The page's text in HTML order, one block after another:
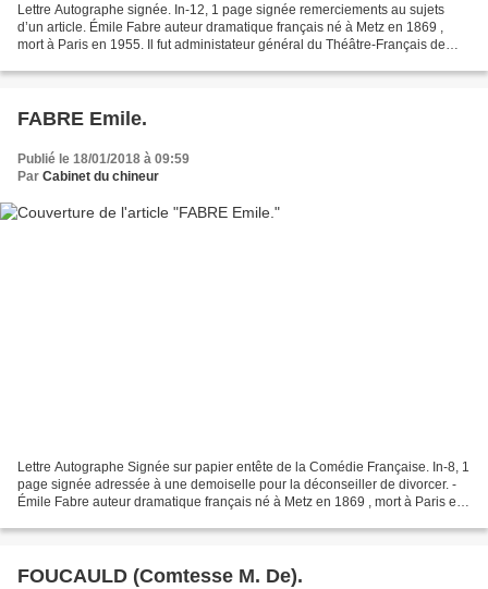
Lettre Autographe signée. In-12, 1 page signée remerciements au sujets
d’un article. Émile Fabre auteur dramatique français né à Metz en 1869 ,
mort à Paris en 1955. Il fut administateur général du Théâtre-Français de
FABRE Emile.
Publié le 18/01/2018 à 09:59
Par Cabinet du chineur
Lettre Autographe Signée sur papier entête de la Comédie Française. In-8, 1
page signée adressée à une demoiselle pour la déconseiller de divorcer. -
Émile Fabre auteur dramatique français né à Metz en 1869 , mort à Paris en
FOUCAULD (Comtesse M. De).